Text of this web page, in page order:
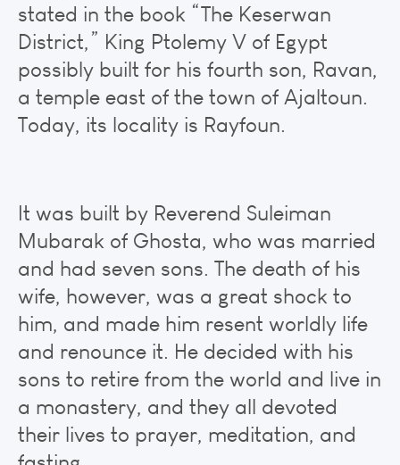
stated in the book “The Keserwan
District,” King Ptolemy V of Egypt
possibly built for his fourth son, Ravan,
a temple east of the town of Ajaltoun.
Today, its locality is Rayfoun.
It was built by Reverend Suleiman
Mubarak of Ghosta, who was married
and had seven sons. The death of his
wife, however, was a great shock to
him, and made him resent worldly life
and renounce it. He decided with his
sons to retire from the world and live in
a monastery, and they all devoted
their lives to prayer, meditation, and